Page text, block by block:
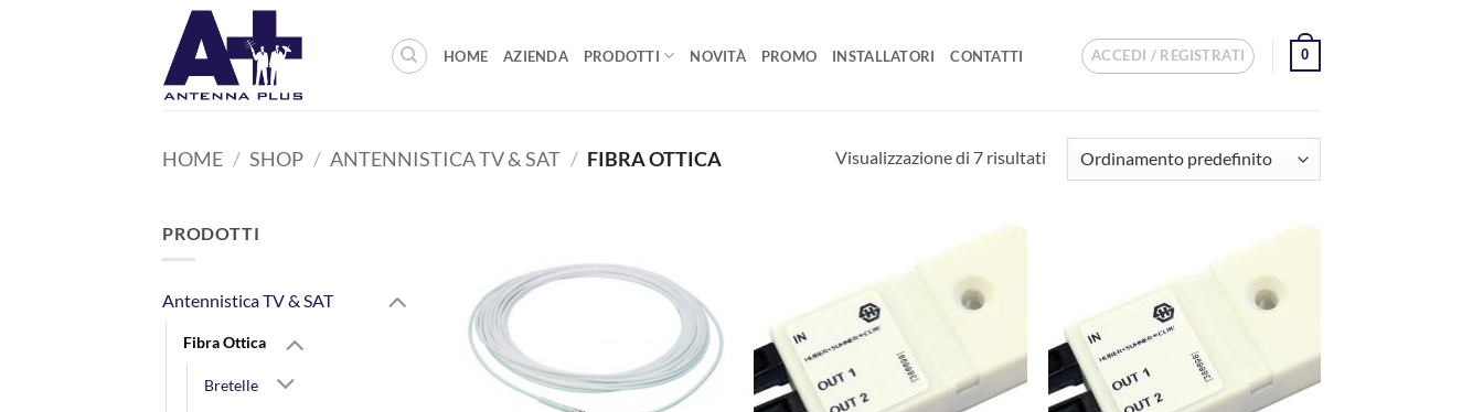
HOME AZIENDA PRODOTTI NOVITÀ PROMO INSTALLATORI CONTATTI ACCEDI / REGISTRATI 0
HOME / SHOP / ANTENNISTICA TV & SAT / FIBRA OTTICA Visualizzazione di 7 risultati
PRODOTTI
Antennistica TV & SAT
Fibra Ottica
Bretelle
AGGIUNGI
ALLA
LISTA DEI
DESIDERI
ALLA
ALLA